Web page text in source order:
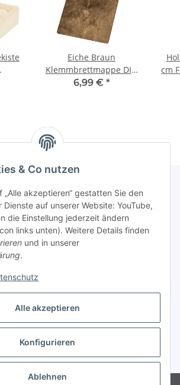
Alle akzeptieren
Konfigurieren
Ablehnen
& Co nutzen
„Alle akzeptieren“ gestatten Sie den
auf unserer Website: YouTube,
die Einstellung jederzeit ändern
links unten). Weitere Details finden
und in unserer
.
Eiche Braun
Klemmbrettmappe DIN
A4
6,99 € *
cm
USt., zzgl.Versand